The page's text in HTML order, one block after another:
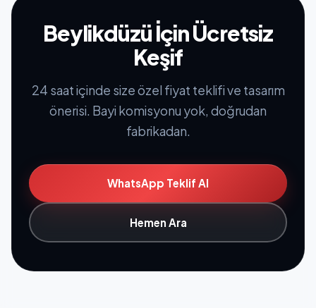
Beylikdüzü İçin Ücretsiz
Keşif
24 saat içinde size özel fiyat teklifi ve tasarım
önerisi. Bayi komisyonu yok, doğrudan
fabrikadan.
WhatsApp Teklif Al
Hemen Ara